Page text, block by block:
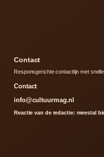
Contact
Responsgerichte contactlijn met
Contact
info@cultuurmag.nl
Reactie van de redactie: meestal